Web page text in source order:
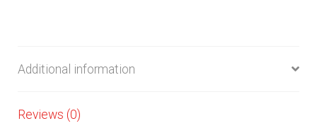
Additional information
Reviews (0)